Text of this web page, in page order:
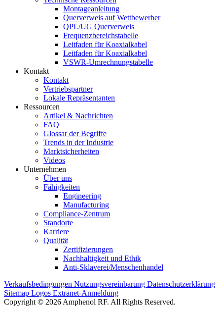
Montageanleitung
Querverweis auf Wettbewerber
QPL/UG Querverweis
Frequenzbereichstabelle
Leitfaden für Koaxialkabel
Leitfaden für Koaxialkabel
VSWR-Umrechnungstabelle
Kontakt
Kontakt
Vertriebspartner
Lokale Repräsentanten
Ressourcen
Artikel & Nachrichten
FAQ
Glossar der Begriffe
Trends in der Industrie
Marktsicherheiten
Videos
Unternehmen
Über uns
Fähigkeiten
Engineering
Manufacturing
Compliance-Zentrum
Standorte
Karriere
Qualität
Zertifizierungen
Nachhaltigkeit und Ethik
Anti-Sklaverei/Menschenhandel
Verkaufsbedingungen Nutzungsvereinbarung Datenschutzerklärung
Sitemap Logos Extranet-Anmeldung
Copyright © 2026 Amphenol RF. All Rights Reserved.